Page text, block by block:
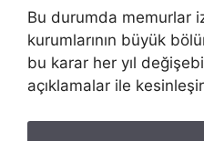
Bu durumda memurlar
kurumlarının büyük
bu karar her yıl
açıklamalar ile